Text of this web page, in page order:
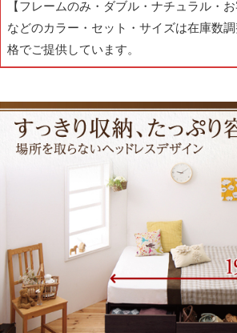
【フレームのみ・ダブル・ナチュラル・
などのカラー・セット・サイズは在庫数
格でご提供しています。